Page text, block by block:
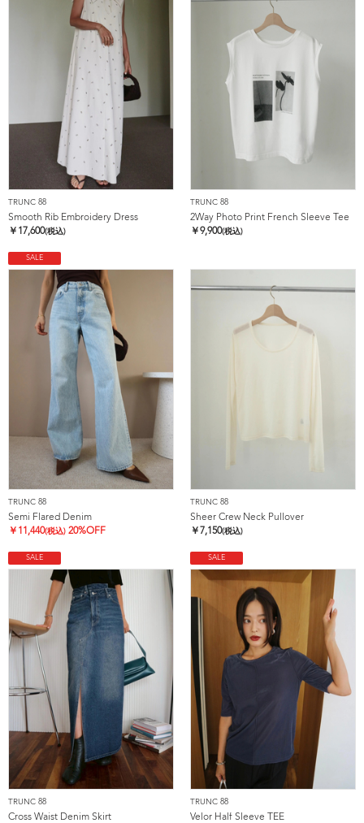
TRUNC 88
Smooth Rib Embroidery Dress
￥ 17,600(税込)
TRUNC 88
2Way Photo Print French Sleeve Tee
￥9,900(税込)
SALE
TRUNC 88
Semi Flared Denim
￥ 11,440(税込) 20%OFF
TRUNC 88
Sheer Crew Neck Pullover
￥ 7,150(税込)
SALE
TRUNC 88
Cross Waist Denim Skirt
SALE
TRUNC 88
Velor Half Sleeve TEE